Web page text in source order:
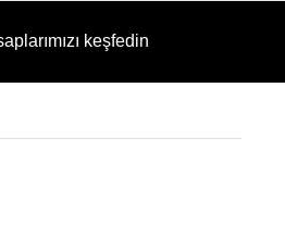
Youtube
keşfedin